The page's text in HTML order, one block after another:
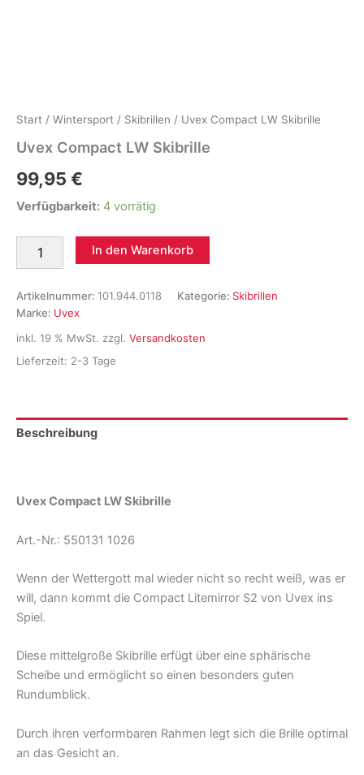
Start / Wintersport / Skibrillen / Uvex Compact LW Skibrille
Uvex Compact LW Skibrille
99,95 €
Verfügbarkeit: 4 vorrätig
Compact
Skibrille
Menge
In den Warenkorb
Artikelnummer: 101.944.0118 Kategorie: Skibrillen
Marke: Uvex
inkl. 19 % MwSt. zzgl. Versandkosten
Lieferzeit: 2-3 Tage
Beschreibung
Uvex Compact LW Skibrille
Art.-Nr.: 550131 1026
Wenn der Wettergott mal wieder nicht so recht weiß, was er
will, dann kommt die Compact Litemirror S2 von Uvex ins
Spiel.
Diese mittelgroße Skibrille erfügt über eine sphärische
Scheibe und ermöglicht so einen besonders guten
Rundumblick.
Durch ihren verformbaren Rahmen legt sich die Brille optimal
an das Gesicht an.